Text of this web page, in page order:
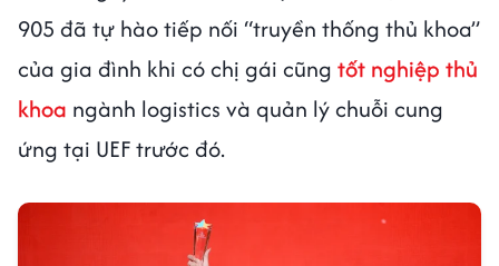
905 đã tự hào tiếp nối “truyền thống thủ khoa”
của gia đình khi có chị gái cũng tốt nghiệp thủ
khoa ngành logistics và quản lý chuỗi cung
ứng tại UEF trước đó.